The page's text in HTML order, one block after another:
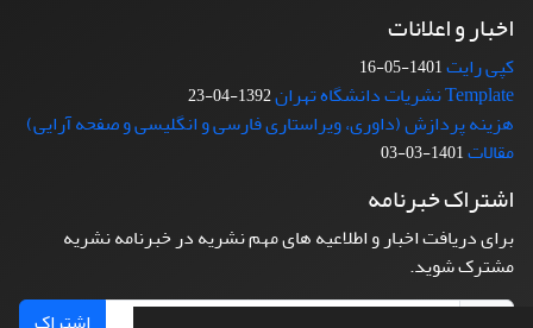
اخبار و اعلانات
کپی رایت1401-05-16
Template نشریات دانشگاه تهران 1392-04-23
هزینه پردازش (داوری، ویراستاری فارسی و انگلیسی و صفحه آرایی)
مقالات1401-03-03
اشتراک خبرنامه
برای دریافت اخبار و اطلاعیه های مهم نشریه در خبرنامه نشریه
مشترک شوید.